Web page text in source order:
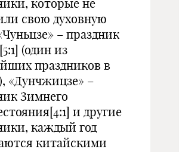
которые не
свою духовную
– праздник
(один из
праздников в
«Дунчжицзе» –
Зимнего
и другие
каждый год
китайскими